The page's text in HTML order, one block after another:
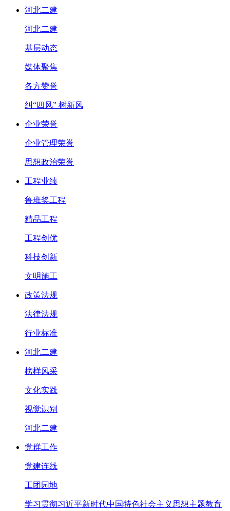
河北二建
河北二建
基层动态
媒体聚焦
各方赞誉
纠“四风” 树新风
企业荣誉
企业管理荣誉
思想政治荣誉
工程业绩
鲁班奖工程
精品工程
工程创优
科技创新
文明施工
政策法规
法律法规
行业标准
河北二建
榜样风采
文化实践
视觉识别
河北二建
党群工作
党建连线
工团园地
学习贯彻习近平新时代中国特色社会主义思想主题教育